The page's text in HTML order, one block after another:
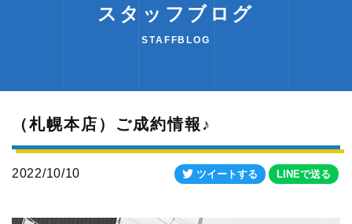
スタッフブログ
STAFFBLOG
（札幌本店）ご成約情報♪
2022/10/10 ツイートする LINEで送る